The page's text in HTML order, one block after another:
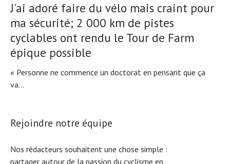
J'ai adoré faire du vélo mais craint pour
ma sécurité; 2 000 km de pistes
cyclables ont rendu le Tour de Farm
épique possible
« Personne ne commence un doctorat en pensant que ça
va...
Rejoindre notre équipe
Nos rédacteurs souhaitent une chose simple :
partager autour de la passion du cyclisme en